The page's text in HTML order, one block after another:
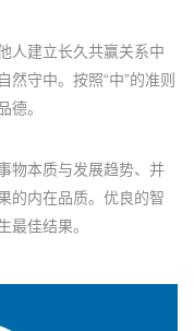
人建立长久共赢关系中
守中。按照“中”的准则
德。
物本质与发展趋势、并
的内在品质。优良的智
最佳结果。